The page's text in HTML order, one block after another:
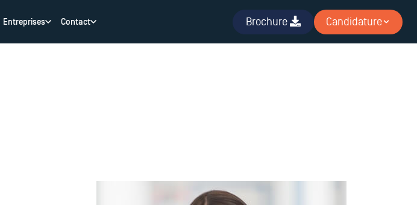
Entreprises Contact Brochure Candidature